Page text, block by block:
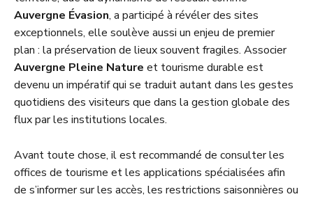
Auvergne Évasion, a participé à révéler des sites
exceptionnels, elle soulève aussi un enjeu de premier
plan : la préservation de lieux souvent fragiles. Associer
Auvergne Pleine Nature et tourisme durable est
devenu un impératif qui se traduit autant dans les gestes
quotidiens des visiteurs que dans la gestion globale des
flux par les institutions locales.
Avant toute chose, il est recommandé de consulter les
offices de tourisme et les applications spécialisées afin
de s’informer sur les accès, les restrictions saisonnières ou